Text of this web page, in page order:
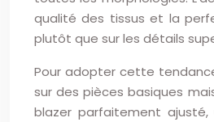
qualité des tissus et la
plutôt que sur les détails
Pour adopter cette
sur des pièces basiques
blazer parfaitement ajusté,